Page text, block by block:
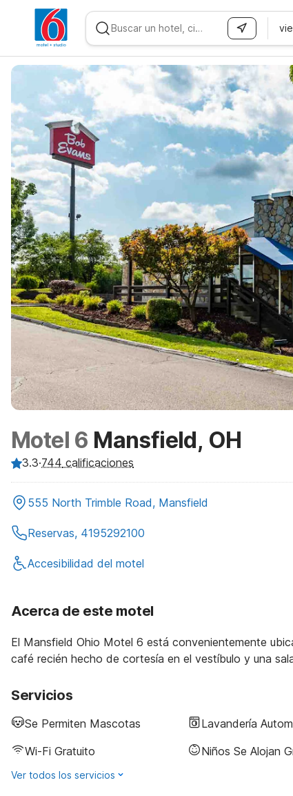
WIZARD MEMBER
Motel 6 Mansfield, OH
3.3·744 calificaciones
555 North Trimble Road, Mansfield
Reservas, 4195292100
Accesibilidad del motel
Acerca de este motel
El Mansfield Ohio Motel 6 está convenientemente
café recién hecho de cortesía en el vestíbulo y una
Servicios
Se Permiten Mascotas Lavandería
Wi-Fi Gratuito
Niños Se Alojan
Ver todos los servicios